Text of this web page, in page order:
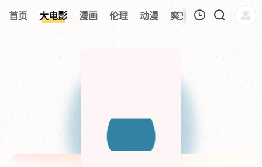
首页 大电影 漫画 伦理 动漫 爽文短剧 综艺 连
暂无观看影片的记录